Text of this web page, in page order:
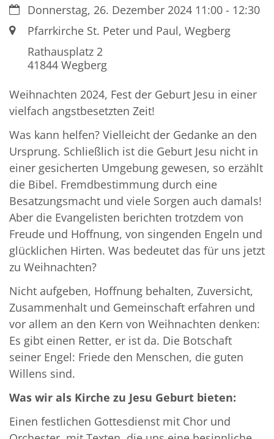
Datum:Donnerstag, 26. Dezember 2024 11:00 - 12:30
Ort: Pfarrkirche St. Peter und Paul, Wegberg
Rathausplatz 2
41844 Wegberg
Weihnachten 2024, Fest der Geburt Jesu in einer
vielfach angstbesetzten Zeit!
Was kann helfen? Vielleicht der Gedanke an den
Ursprung. Schließlich ist die Geburt Jesu nicht in
einer gesicherten Umgebung gewesen, so erzählt
die Bibel. Fremdbestimmung durch eine
Besatzungsmacht und viele Sorgen auch damals!
Aber die Evangelisten berichten trotzdem von
Freude und Hoffnung, von singenden Engeln und
glücklichen Hirten. Was bedeutet das für uns jetzt
zu Weihnachten?
Nicht aufgeben, Hoffnung behalten, Zuversicht,
Zusammenhalt und Gemeinschaft erfahren und
vor allem an den Kern von Weihnachten denken:
Es gibt einen Retter, er ist da. Die Botschaft
seiner Engel: Friede den Menschen, die guten
Willens sind.
Was wir als Kirche zu Jesu Geburt bieten:
Einen festlichen Gottesdienst mit Chor und